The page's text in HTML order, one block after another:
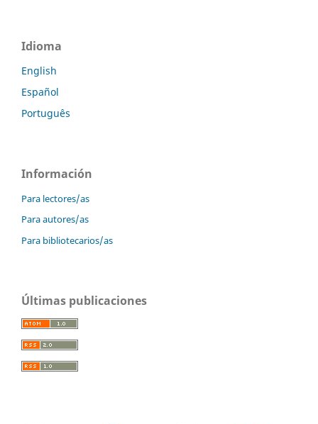
Idioma
English
Español
Português
Información
Para lectores/as
Para autores/as
Para bibliotecarios/as
Últimas publicaciones